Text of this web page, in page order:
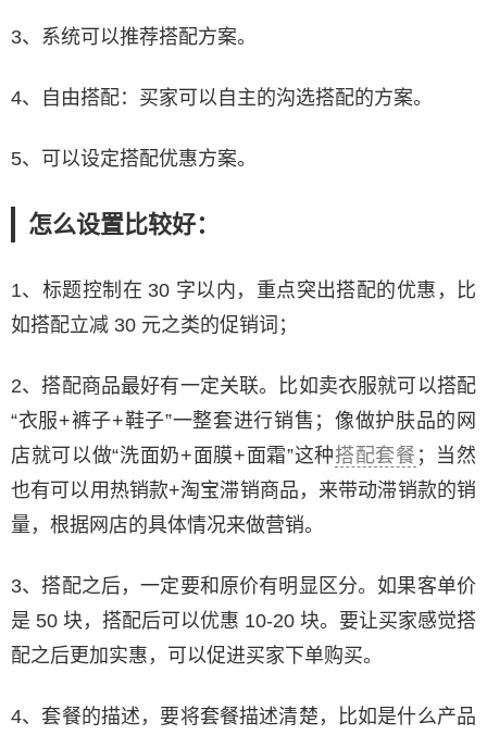
3、系统可以推荐搭配方案。
4、自由搭配：买家可以自主的沟选搭配的方案。
5、可以设定搭配优惠方案。
怎么设置比较好：
1、标题控制在 30 字以内，重点突出搭配的优惠，比
如搭配立减 30 元之类的促销词；
2、搭配商品最好有一定关联。比如卖衣服就可以搭配
“衣服+裤子+鞋子”一整套进行销售；像做护肤品的网
店就可以做“洗面奶+面膜+面霜”这种搭配套餐 ；当然
也有可以用热销款+淘宝滞销商品，来带动滞销款的销
量，根据网店的具体情况来做营销。
3、搭配之后，一定要和原价有明显区分。如果客单价
是 50 块，搭配后可以优惠 10-20 块。要让买家感觉搭
配之后更加实惠，可以促进买家下单购买。
4、套餐的描述，要将套餐描述清楚，比如是什么产品